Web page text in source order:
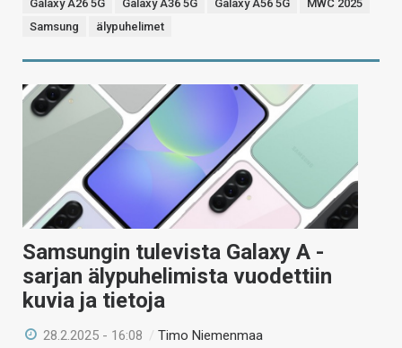
Galaxy A26 5G Galaxy A36 5G Galaxy A56 5G
MWC 2025
Samsung
älypuhelimet
Samsungin tulevista Galaxy A -
sarjan älypuhelimista vuodettiin
kuvia ja tietoja
28.2.2025 - 16:08 /Timo Niemenmaa